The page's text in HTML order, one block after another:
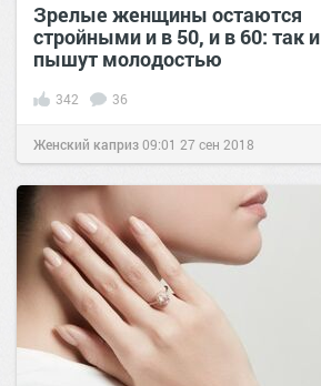
Зрелые женщины остаются
стройными и в 50, и в 60: так и
пышут молодостью
342 36
Женский каприз09:01 27 сен 2018